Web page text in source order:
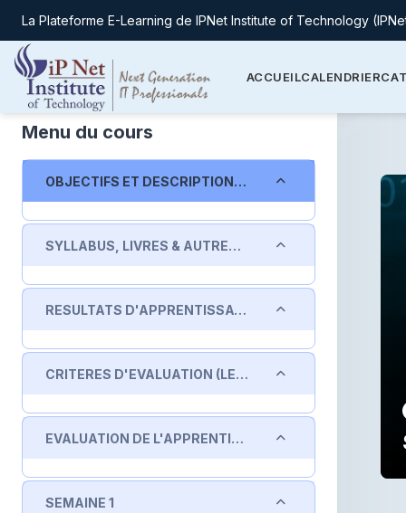
Passer au contenu principal
La Plateforme E-Learning de IPNet Institute of Technology
ACCUEILCALENDRIER
Menu du cours
OBJECTIFS ET DESCRIPTION DU COURS Replier
SYLLABUS, LIVRES & AUTRES SUPPORTS DE COURS Replier
RESULTATS D'APPRENTISSAGE (LEARNING OUTCOMES) Replier
CRITERES D'EVALUATION (LEARNING ASSESSMENT CRITERIA) Replier
EVALUATION DE L'APPRENTISSAGE & PONDERATION Replier
SEMAINE 1 Replier